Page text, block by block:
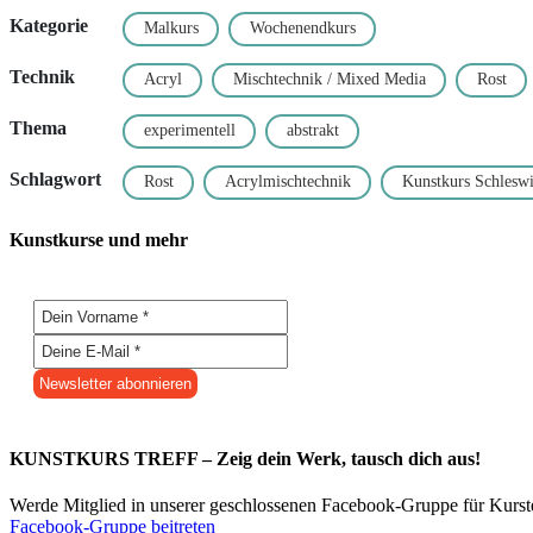
Kategorie Malkurs Wochenendkurs
Technik Acryl Mischtechnik / Mixed Media Rost
Thema experimentell abstrakt
Schlagwort Rost Acrylmischtechnik Kunstkurs
Kunstkurse und mehr
KUNSTKURS TREFF – Zeig dein Werk, tausch dich aus!
Werde Mitglied in unserer geschlossenen Facebook-Gruppe für
Facebook-Gruppe beitreten